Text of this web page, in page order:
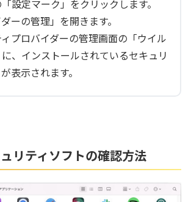
設定マーク」をクリックします。
ダーの管理」を開きます。
プロバイダーの管理画面の「ウイル
、インストールされているセキュリ
表示されます。
ュリティソフトの確認方法